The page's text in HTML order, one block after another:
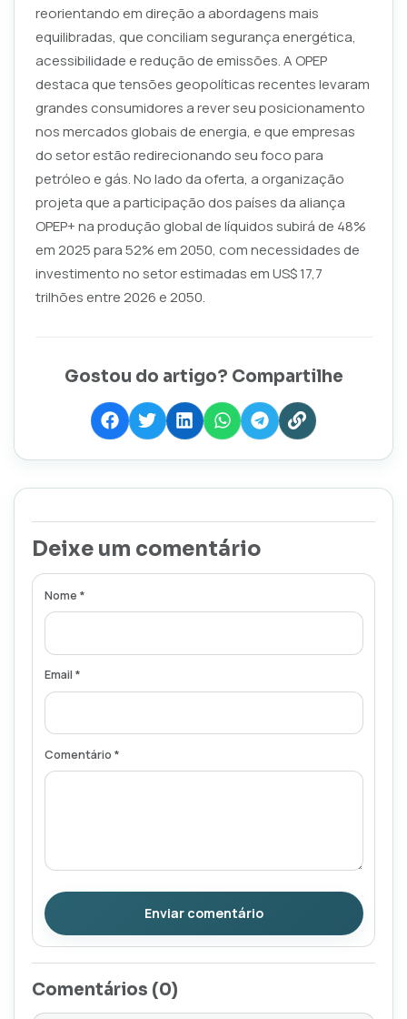
reorientando em direção a abordagens mais
equilibradas, que conciliam segurança energética,
acessibilidade e redução de emissões. A OPEP
destaca que tensões geopolíticas recentes levaram
grandes consumidores a rever seu posicionamento
nos mercados globais de energia, e que empresas
do setor estão redirecionando seu foco para
petróleo e gás. No lado da oferta, a organização
projeta que a participação dos países da aliança
OPEP+ na produção global de líquidos subirá de 48%
em 2025 para 52% em 2050, com necessidades de
investimento no setor estimadas em US$ 17,7
trilhões entre 2026 e 2050.
Gostou do artigo? Compartilhe
Deixe um comentário
Nome *
Email *
Comentário *
Enviar comentário
Comentários (0)